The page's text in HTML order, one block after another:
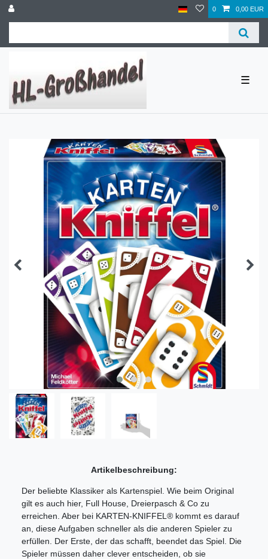
0 0,00 EUR
☰
Artikelbeschreibung:
Der beliebte Klassiker als Kartenspiel. Wie beim Original
gilt es auch hier, Full House, Dreierpasch & Co zu
erreichen. Aber bei KARTEN-KNIFFEL® kommt es darauf
an, diese Aufgaben schneller als die anderen Spieler zu
erfüllen. Der Erste, der das schafft, beendet das Spiel. Die
Spieler müssen daher clever entscheiden, ob sie